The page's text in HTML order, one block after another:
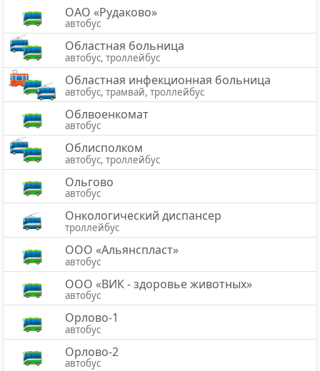
ОАО «Рудаково»
автобус
Областная больница
автобус, троллейбус
Областная инфекционная больница
автобус, трамвай, троллейбус
Облвоенкомат
автобус
Облисполком
автобус, троллейбус
Ольгово
автобус
Онкологический диспансер
троллейбус
ООО «Альянспласт»
автобус
ООО «ВИК - здоровье животных»
автобус
Орлово-1
автобус
Орлово-2
автобус